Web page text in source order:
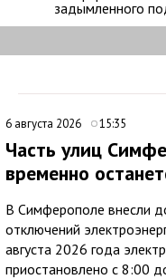
задымленного
6 августа 2026 15:35
Часть улиц
временно
В Симферополе внесли
отключений
августа 2026 года
приостановлено с 8:00